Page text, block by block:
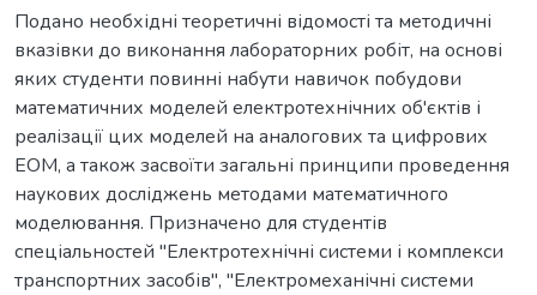
Подано необхідні теоретичні відомості та методичні
вказівки до виконання лабораторних робіт, на основі
яких студенти повинні набути навичок побудови
математичних моделей електротехнічних об'єктів і
реалізації цих моделей на аналогових та цифрових
ЕОМ, а також засвоїти загальні принципи проведення
наукових досліджень методами математичного
моделювання. Призначено для студентів
спеціальностей "Електротехнічні системи і комплекси
транспортних засобів", "Електромеханічні системи